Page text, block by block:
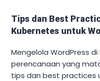
Tips dan Best
Kubernetes untuk
Mengelola WordPress
perencanaan yang
tips dan best practices